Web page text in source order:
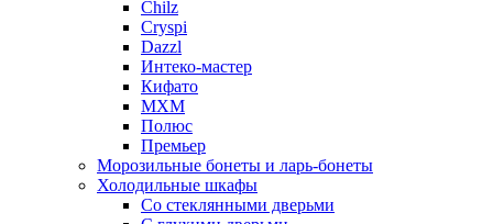
Chilz
Cryspi
Dazzl
Интеко-мастер
Кифато
МХМ
Полюс
Премьер
Морозильные бонеты и ларь-бонеты
Холодильные шкафы
Со стеклянными дверьми